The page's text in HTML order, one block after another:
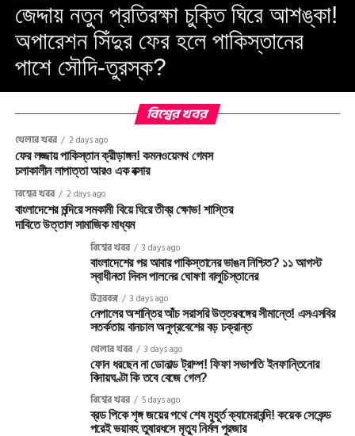
জেদ্দায় নতুন প্রতিরক্ষা চুক্তি ঘিরে আশঙ্কা!
অপারেশন সিঁদুর ফের হলে পাকিস্তানের
পাশে সৌদি-তুরস্ক?
বিশ্বের খবর
খেলার খবর 2 days ago
ফের লজ্জায় পাকিস্তান ক্রীড়াঙ্গন! কমনওয়েলথ গেমস
চলাকালীন লাপাত্তা আরও এক বক্সার
বিশ্বের খবর 2 days ago
বাংলাদেশের মন্দিরে সমকামী বিয়ে ঘিরে তীব্র ক্ষোভ! শাস্তির
দাবিতে উত্তাল সামাজিক মাধ্যম
বিশ্বের খবর 3 days ago
বাংলাদেশের পর আবার পাকিস্তানের ভাঙন নিশ্চিত? ১১ আগস্ট
স্বাধীনতা দিবস পালনের ঘোষণা বালুচিস্তানের
উত্তরবঙ্গ 3 days ago
নেপালের অশান্তির আঁচ সরাসরি উত্তরবঙ্গের সীমান্তে! এসএসবির
সতর্কতায় বানচাল অনুপ্রবেশের বড় চক্রান্ত
খেলার খবর 3 days ago
ফোন ধরছেন না ডোনাল্ড ট্রাম্প! ফিফা সভাপতি ইনফান্তিনোর
বিদায়ঘণ্টা কি তবে বেজে গেল?
বিশ্বের খবর 5 days ago
ব্রড পিকে শৃঙ্গ জয়ের পথে শেষ মুহূর্ত ক্যামেরাবন্দি! কয়েক সেকেন্ড
পরেই ভয়াবহ তুষারধসে মৃত্যু নির্মল পুরজার